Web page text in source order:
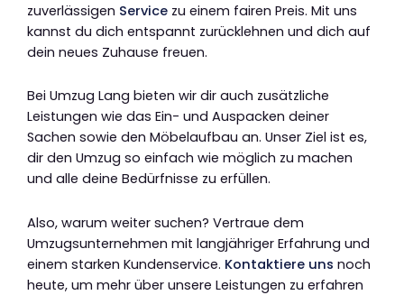
zuverlässigen Service zu einem fairen Preis. Mit uns
kannst du dich entspannt zurücklehnen und dich auf
dein neues Zuhause freuen.
Bei Umzug Lang bieten wir dir auch zusätzliche
Leistungen wie das Ein- und Auspacken deiner
Sachen sowie den Möbelaufbau an. Unser Ziel ist es,
dir den Umzug so einfach wie möglich zu machen
und alle deine Bedürfnisse zu erfüllen.
Also, warum weiter suchen? Vertraue dem
Umzugsunternehmen mit langjähriger Erfahrung und
einem starken Kundenservice. Kontaktiere uns noch
heute, um mehr über unsere Leistungen zu erfahren